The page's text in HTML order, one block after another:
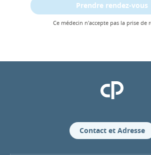
Prendre rendez-vous
Ce médecin n'accepte pas la prise de
Clinique
Contact et Adresse